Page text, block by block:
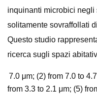
inquinanti microbici
solitamente sovraffollati
Questo studio
ricerca sugli spazi
7.0 μm; (2) from 7.0 to
from 3.3 to 2.1 μm; (5)